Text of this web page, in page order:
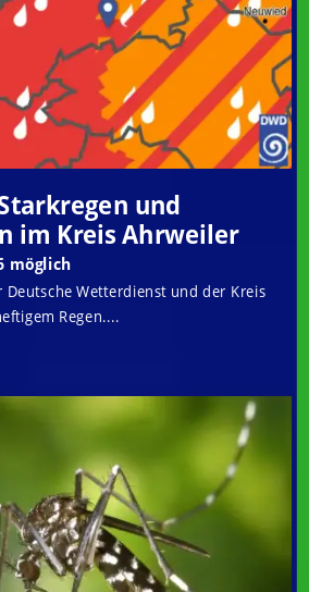
und
im Kreis Ahrweiler
möglich
Deutsche Wetterdienst und der Kreis
Regen....